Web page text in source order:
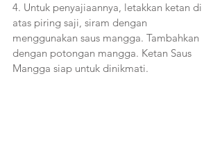
4. Untuk penyajiaannya, letakkan ketan di
atas piring saji, siram dengan
menggunakan saus mangga. Tambahkan
dengan potongan mangga. Ketan Saus
Mangga siap untuk dinikmati.